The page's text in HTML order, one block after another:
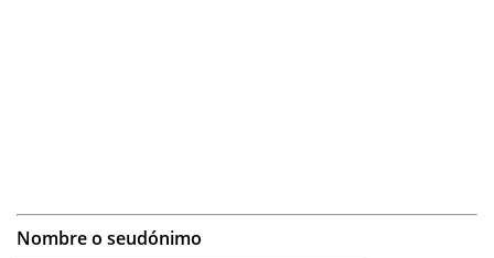
Nombre o seudónimo